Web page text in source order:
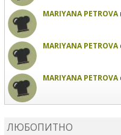
MARIYANA PETROVA
MARIYANA PETROVA
MARIYANA PETROVA
ЛЮБОПИТНО